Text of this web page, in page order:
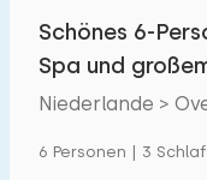
Schönes 6-
Spa und
Niederlande >
6 Personen | 3